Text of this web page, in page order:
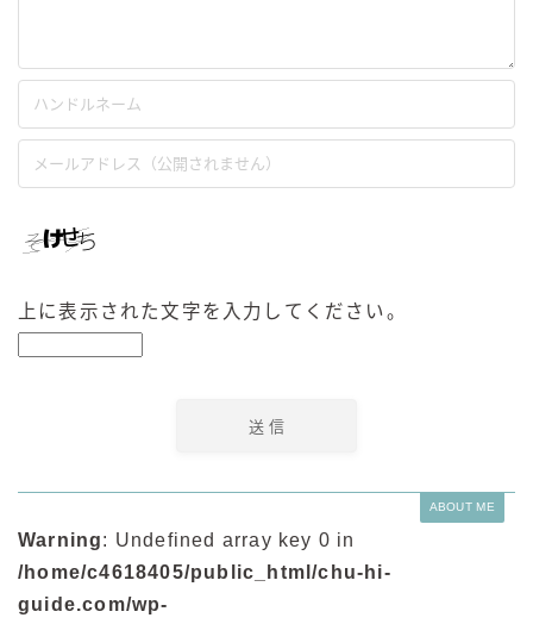
上に表示された文字を入力してください。
ABOUT ME
Warning: Undefined array key 0 in
/home/c4618405/public_html/chu-hi-
guide.com/wp-